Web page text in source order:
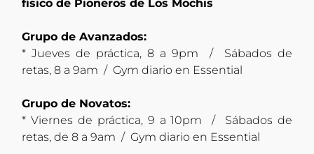
físico de Pioneros de Los Mochis
Grupo de Avanzados:
* Jueves de práctica, 8 a 9pm / Sábados de
retas, 8 a 9am / Gym diario en Essential
Grupo de Novatos:
* Viernes de práctica, 9 a 10pm / Sábados de
retas, de 8 a 9am / Gym diario en Essential